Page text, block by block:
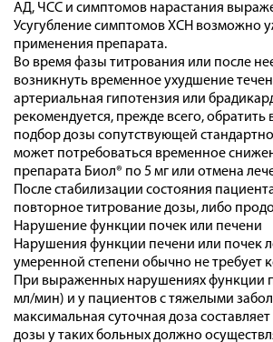
АД, ЧСС и симптомов нарастания
Усугубление симптомов ХСН возможно
применения препарата.
Во время фазы титрования или после
возникнуть временное ухудшение
артериальная гипотензия или
рекомендуется, прежде всего, обратить
подбор дозы сопутствующей
может потребоваться временное
препарата Биол® по 5 мг или отмена
После стабилизации состояния
повторное титрование дозы, либо
Нарушение функции почек или печени
Нарушения функции печени или почек
умеренной степени обычно не требует
При выраженных нарушениях функции
мл/мин) и у пациентов с тяжелыми
максимальная суточная доза
дозы у таких больных должно